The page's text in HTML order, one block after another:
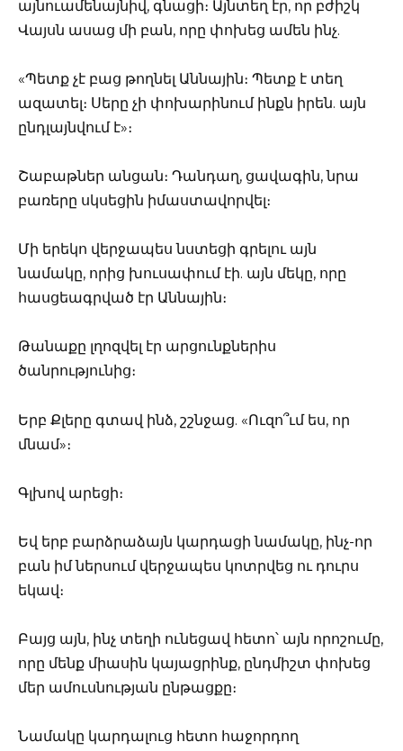
այնուամենայնիվ, գնացի։ Այնտեղ էր, որ բժիշկ
Վայսն ասաց մի բան, որը փոխեց ամեն ինչ.
«Պետք չէ բաց թողնել Աննային։ Պետք է տեղ
ազատել։ Սերը չի փոխարինում ինքն իրեն. այն
ընդլայնվում է»։
Շաբաթներ անցան։ Դանդաղ, ցավագին, նրա
բառերը սկսեցին իմաստավորվել։
Մի երեկո վերջապես նստեցի գրելու այն
նամակը, որից խուսափում էի. այն մեկը, որը
հասցեագրված էր Աննային։
Թանաքը լղոզվել էր արցունքներիս
ծանրությունից։
Երբ Քլերը գտավ ինձ, շշնջաց. «Ուզո՞ւմ ես, որ
մնամ»։
Գլխով արեցի։
Եվ երբ բարձրաձայն կարդացի նամակը, ինչ-որ
բան իմ ներսում վերջապես կոտրվեց ու դուրս
եկավ։
Բայց այն, ինչ տեղի ունեցավ հետո՝ այն որոշումը,
որը մենք միասին կայացրինք, ընդմիշտ փոխեց
մեր ամուսնության ընթացքը։
Նամակը կարդալուց հետո հաջորդող